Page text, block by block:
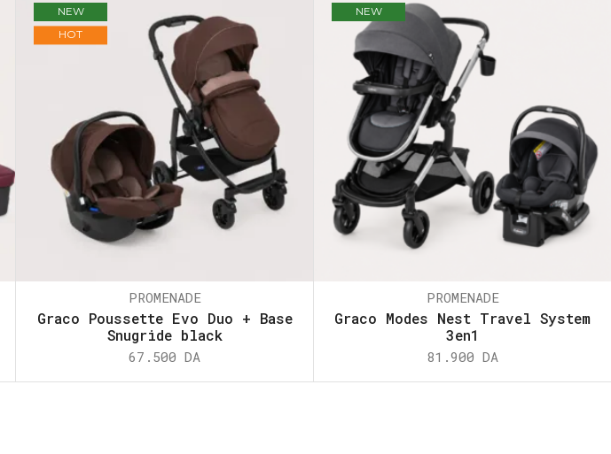
NEW
HOT
PROMENADE
Graco Poussette Evo Duo + Base
Snugride black
67.500 DA
NEW
PROMENADE
Graco Modes Nest Travel System
3en1
81.900 DA